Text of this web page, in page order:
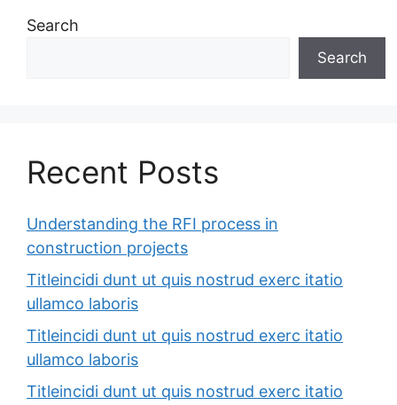
Search
Search
Recent Posts
Understanding the RFI process in
construction projects
Titleincidi dunt ut quis nostrud exerc itatio
ullamco laboris
Titleincidi dunt ut quis nostrud exerc itatio
ullamco laboris
Titleincidi dunt ut quis nostrud exerc itatio